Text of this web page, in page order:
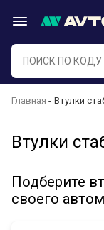
Главная Втулки
Втулки
Подберите
своего